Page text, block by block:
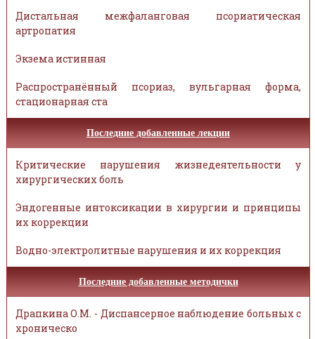
Дистальная межфаланговая псориатическая
артропатия
Экзема истинная
Распространённый псориаз, вульгарная форма,
стационарная ста
Последние добавленные лекции
Критические нарушения жизнедеятельности у
хирургических боль
Эндогенные интоксикации в хирургии и принципы
их коррекции
Водно-электролитные нарушения и их коррекция
Последние добавленные методички
Драпкина О.М. - Диспансерное наблюдение больных с
хроническо